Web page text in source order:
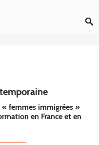
« femmes immigrées »
en France et en